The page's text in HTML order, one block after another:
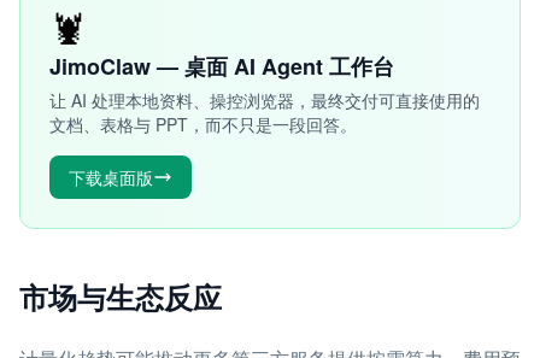
🦞
JimoClaw — 桌面 AI Agent 工作台
让 AI 处理本地资料、操控浏览器，最终交付可直接使用的
文档、表格与 PPT，而不只是一段回答。
下载桌面版
市场与生态反应